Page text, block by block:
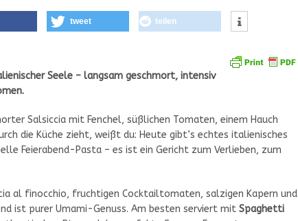
tweet teilen
Seele – langsam geschmort, intensiv
Salsiccia mit Fenchel, süßlichen Tomaten, einem Hauch
die Küche zieht, weißt du: Heute gibt’s echtes italienisches
Feierabend-Pasta – es ist ein Gericht zum Verlieben, zum
al finocchio, fruchtigen Cocktailtomaten, salzigen Kapern und
ist purer Umami-Genuss. Am besten serviert mit Spaghetti